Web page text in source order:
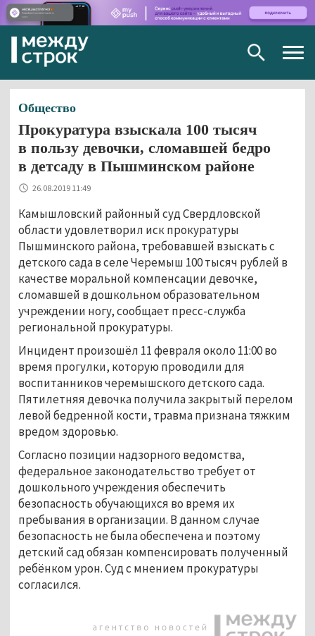
Общество
Прокуратура взыскала 100 тысяч
в пользу девочки, сломавшей бедро
в детсаду в Пышминском районе
26.08.2019 11:49
Камышловский районный суд Свердловской
области удовлетворил иск прокуратуры
Пышминского района, требовавшей взыскать с
детского сада в селе Черемыш 100 тысяч рублей в
качестве моральной компенсации девочке,
сломавшей в дошкольном образовательном
учреждении ногу, сообщает пресс-служба
региональной прокуратуры.
Инцидент произошёл 11 февраля около 11:00 во
время прогулки, которую проводили для
воспитанников черемышского детского сада.
Пятилетняя девочка получила закрытый перелом
левой бедренной кости, травма признана тяжким
вредом здоровью.
Согласно позиции надзорного ведомства,
федеральное законодательство требует от
дошкольного учреждения обеспечить
безопасность обучающихся во время их
пребывания в организации. В данном случае
безопасность не была обеспечена и поэтому
детский сад обязан компенсировать полученный
ребёнком урон. Суд с мнением прокуратуры
согласился.